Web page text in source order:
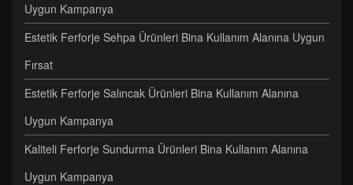
Uygun Kampanya
Estetik Ferforje Sehpa Ürünleri Bina Kullanım Alanına Uygun
Fırsat
Estetik Ferforje Salıncak Ürünleri Bina Kullanım Alanına
Uygun Kampanya
Kaliteli Ferforje Sundurma Ürünleri Bina Kullanım Alanına
Uygun Kampanya